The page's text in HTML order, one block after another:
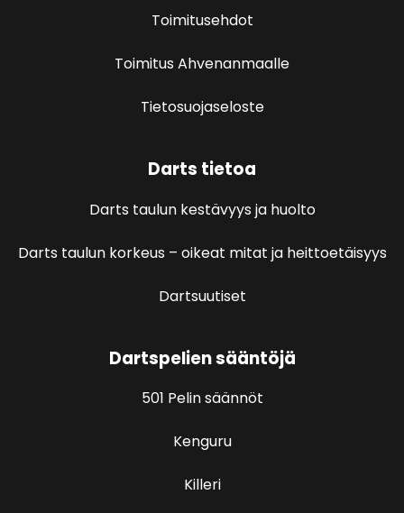
Toimitusehdot
Toimitus Ahvenanmaalle
Tietosuojaseloste
Darts tietoa
Darts taulun kestävyys ja huolto
Darts taulun korkeus – oikeat mitat ja heittoetäisyys
Dartsuutiset
Dartspelien sääntöjä
501 Pelin säännöt
Kenguru
Killeri